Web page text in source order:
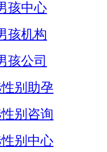
孩中心
孩机构
孩公司
别助孕
别咨询
别中心